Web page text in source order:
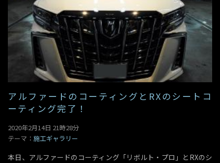
アルファードのコーティングとRXのシートコ
ーティング完了！
2020年2月14日 21時28分
テーマ： 施工ギャラリー
本日、アルファードのコーティング「リボルト・プロ」とRXのシ